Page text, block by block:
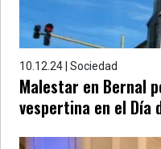
10.12.24 | Sociedad
Malestar en Bernal
vespertina en el Día